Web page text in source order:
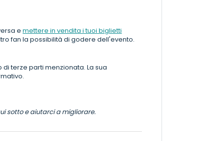
emettere in vendita i tuoi biglietti
fan la possibilità di godere dell'evento.
terze parti menzionata. La sua
sotto e aiutarci a migliorare.